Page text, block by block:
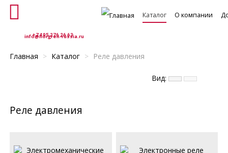
Каталог О компании
+7 495 276 26 63
info@norgren-russia.ru
Главная > Каталог > Реле давления
Вид:
Реле давления
Клапаны управления потоками